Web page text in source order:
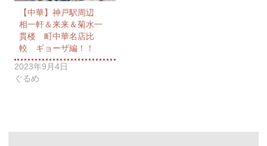
【中華】神戸駅周辺
相一軒＆来来＆菊水一
貫楼 町中華名店比
較 ギョーザ編！！
2023年9月4日
ぐるめ